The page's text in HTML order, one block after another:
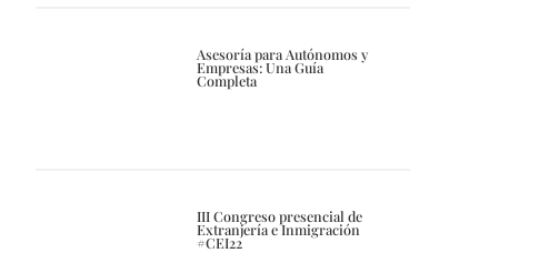
Asesoría para Autónomos y
Empresas: Una Guía
Completa
III Congreso presencial de
Extranjería e Inmigración
#CEI22